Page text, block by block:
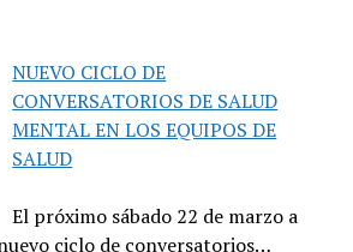
NUEVO CICLO DE
CONVERSATORIOS DE SALUD
MENTAL EN LOS EQUIPOS DE
SALUD
El próximo sábado 22 de marzo a
ciclo de conversatorios…